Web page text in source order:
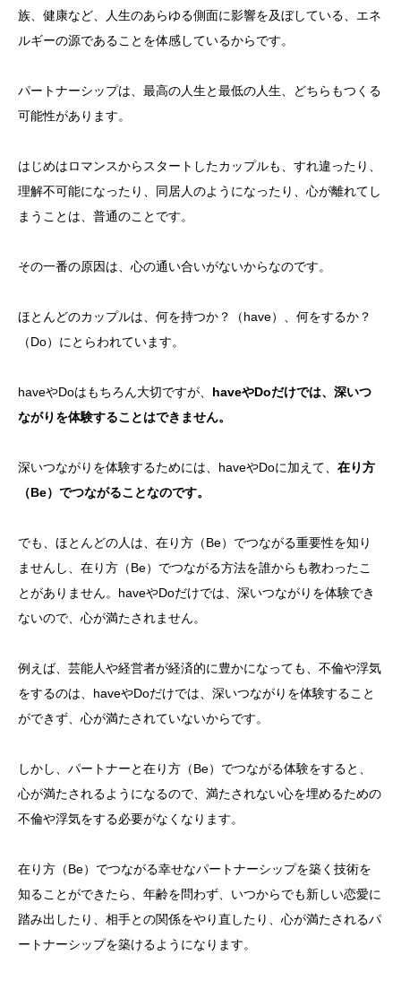
族、健康など、人生のあらゆる側面に影響を及ぼしている、エネ
ルギーの源であることを体感しているからです。
パートナーシップは、最高の人生と最低の人生、どちらもつくる
可能性があります。
はじめはロマンスからスタートしたカップルも、すれ違ったり、
理解不可能になったり、同居人のようになったり、心が離れてし
まうことは、普通のことです。
その一番の原因は、心の通い合いがないからなのです。
ほとんどのカップルは、何を持つか？（have）、何をするか？
（Do）にとらわれています。
haveやDoはもちろん大切ですが、 haveやDoだけでは、深いつ
ながりを体験することはできません。
深いつながりを体験するためには、haveやDoに加えて、 在り方
（Be）でつながることなのです。
でも、ほとんどの人は、在り方（Be）でつながる重要性を知り
ませんし、在り方（Be）でつながる方法を誰からも教わったこ
とがありません。haveやDoだけでは、深いつながりを体験でき
ないので、心が満たされません。
例えば、芸能人や経営者が経済的に豊かになっても、不倫や浮気
をするのは、haveやDoだけでは、深いつながりを体験すること
ができず、心が満たされていないからです。
しかし、パートナーと在り方（Be）でつながる体験をすると、
心が満たされるようになるので、満たされない心を埋めるための
不倫や浮気をする必要がなくなります。
在り方（Be）でつながる幸せなパートナーシップを築く技術を
知ることができたら、年齢を問わず、いつからでも新しい恋愛に
踏み出したり、相手との関係をやり直したり、心が満たされるパ
ートナーシップを築けるようになります。